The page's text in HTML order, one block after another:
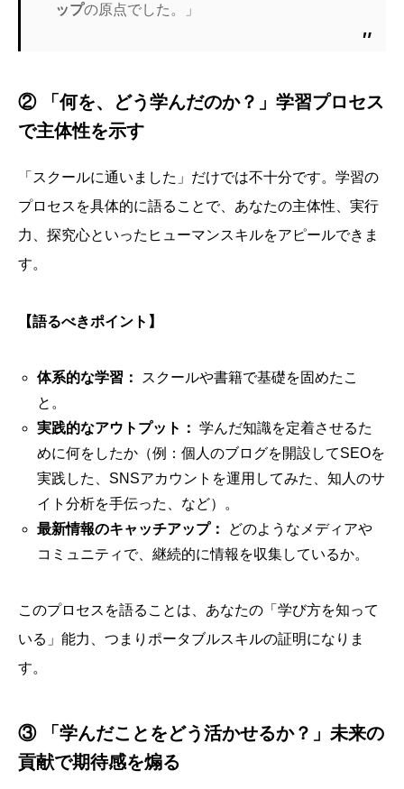
ップの原点でした。」
② 「何を、どう学んだのか？」学習プロセス
で主体性を示す
「スクールに通いました」だけでは不十分です。学習の
プロセスを具体的に語ることで、あなたの主体性、実行
力、探究心といったヒューマンスキルをアピールできま
す。
【語るべきポイント】
体系的な学習：
スクールや書籍で基礎を固めたこ
と。
実践的なアウトプット： 学んだ知識を定着させるた
めに何をしたか（例：個人のブログを開設してSEOを
実践した、SNSアカウントを運用してみた、知人のサ
イト分析を手伝った、など）。
最新情報のキャッチアップ：
どのようなメディアや
コミュニティで、継続的に情報を収集しているか。
このプロセスを語ることは、あなたの「学び方を知って
いる」能力、つまりポータブルスキルの証明になりま
す。
③ 「学んだことをどう活かせるか？」未来の
貢献で期待感を煽る